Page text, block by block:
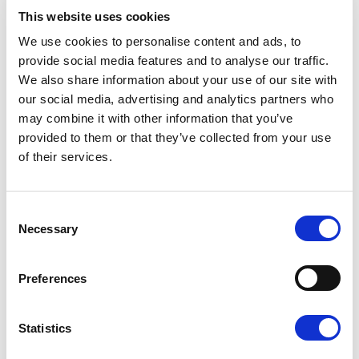
This website uses cookies
We use cookies to personalise content and ads, to
provide social media features and to analyse our traffic.
We also share information about your use of our site with
our social media, advertising and analytics partners who
may combine it with other information that you’ve
provided to them or that they’ve collected from your use
of their services.
Selection
Necessary
Preferences
Statistics
Доступные варианты отделки